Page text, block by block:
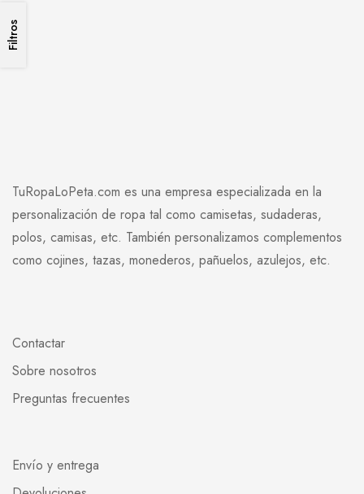
Filtros
TuRopaLoPeta.com es una empresa especializada en la
personalización de ropa tal como camisetas, sudaderas,
polos, camisas, etc. También personalizamos complementos
como cojines, tazas, monederos, pañuelos, azulejos, etc.
Contactar
Sobre nosotros
Preguntas frecuentes
Envío y entrega